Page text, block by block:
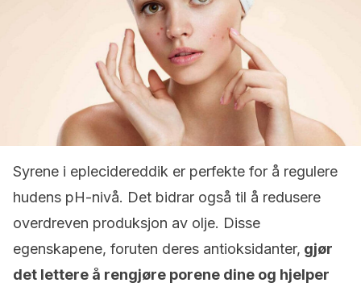
Syrene i eplecidereddik er perfekte for å regulere
hudens pH-nivå. Det bidrar også til å redusere
overdreven produksjon av olje. Disse
egenskapene, foruten deres antioksidanter, gjør
det lettere å rengjøre porene dine og hjelper